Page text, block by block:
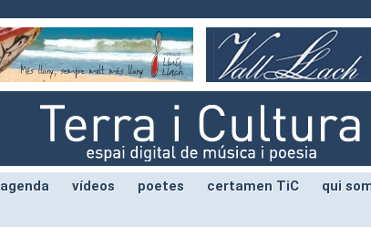
agenda vídeos poetes certamen TiC qui